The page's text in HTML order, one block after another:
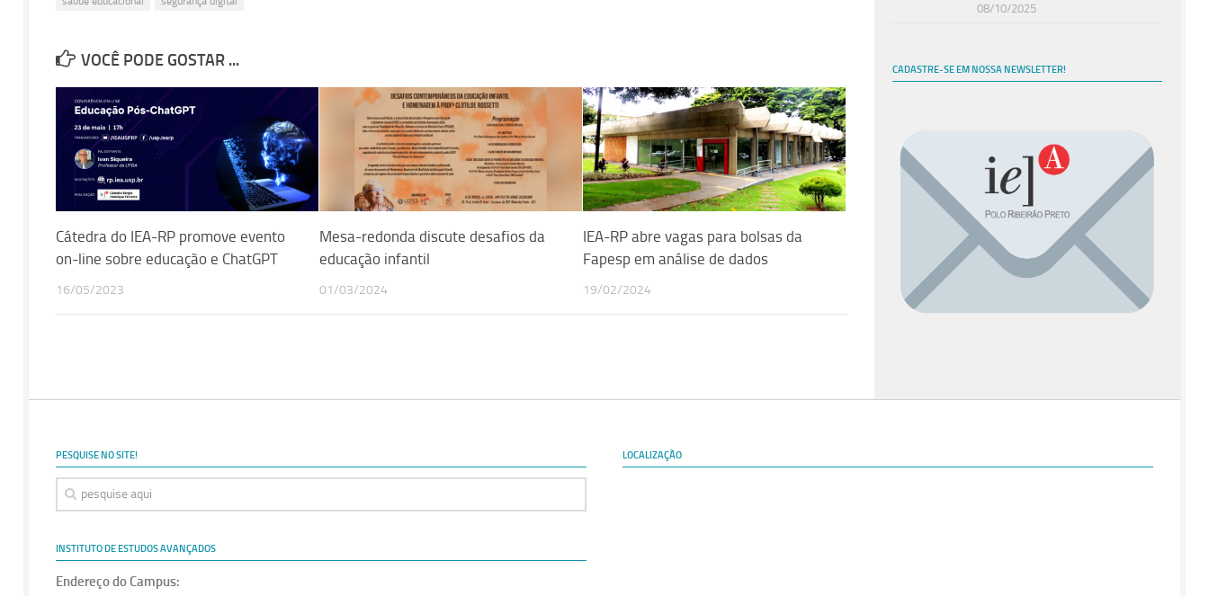
VOCÊ PODE GOSTAR ...
Cátedra do IEA-RP promove evento
on-line sobre educação e ChatGPT
16/05/2023
Mesa-redonda discute desafios da
educação infantil
01/03/2024
IEA-RP abre vagas para bolsas da
Fapesp em análise de dados
19/02/2024
08/10/2025
CADASTRE-SE EM NOSSA NEWSLETTER!
PESQUISE NO SITE!
INSTITUTO DE ESTUDOS AVANÇADOS
Endereço do Campus:
LOCALIZAÇÃO